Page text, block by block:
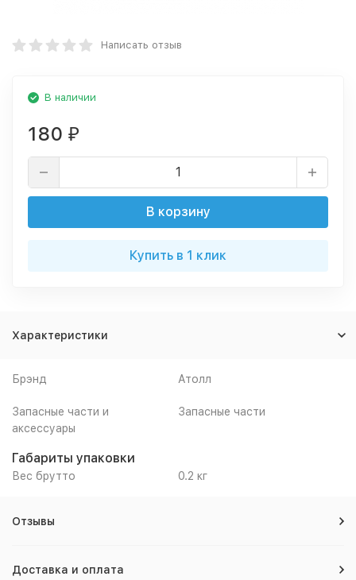
Написать отзыв
В наличии
180 ₽
В корзину
Купить в 1 клик
Характеристики
Брэнд Атолл
Запасные части и
аксессуары
Запасные части
Габариты упаковки
Вес брутто 0.2 кг
Отзывы
Доставка и оплата